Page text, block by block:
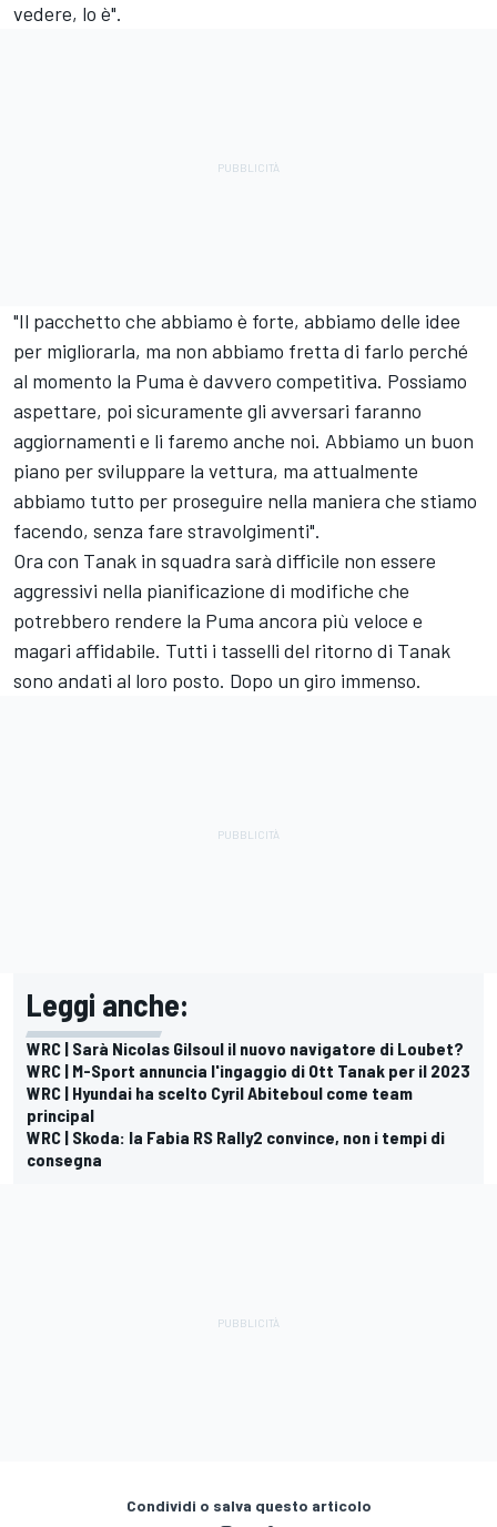
vedere, lo è".
"Il pacchetto che abbiamo è forte, abbiamo delle idee
per migliorarla, ma non abbiamo fretta di farlo perché
al momento la Puma è davvero competitiva. Possiamo
aspettare, poi sicuramente gli avversari faranno
aggiornamenti e li faremo anche noi. Abbiamo un buon
piano per sviluppare la vettura, ma attualmente
abbiamo tutto per proseguire nella maniera che stiamo
facendo, senza fare stravolgimenti".
Ora con Tanak in squadra sarà difficile non essere
aggressivi nella pianificazione di modifiche che
potrebbero rendere la Puma ancora più veloce e
magari affidabile. Tutti i tasselli del ritorno di Tanak
sono andati al loro posto. Dopo un giro immenso.
Leggi anche:
WRC | Sarà Nicolas Gilsoul il nuovo navigatore di Loubet?
WRC | M-Sport annuncia l'ingaggio di Ott Tanak per il 2023
WRC | Hyundai ha scelto Cyril Abiteboul come team
principal
WRC | Skoda: la Fabia RS Rally2 convince, non i tempi di
consegna
Condividi o salva questo articolo